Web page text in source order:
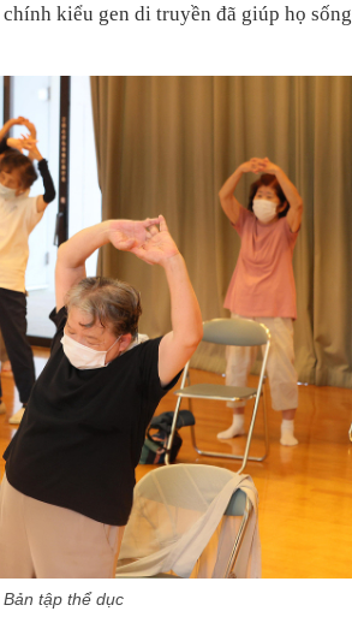
kiểu gen di truyền đã giúp họ sống
tập thể dục